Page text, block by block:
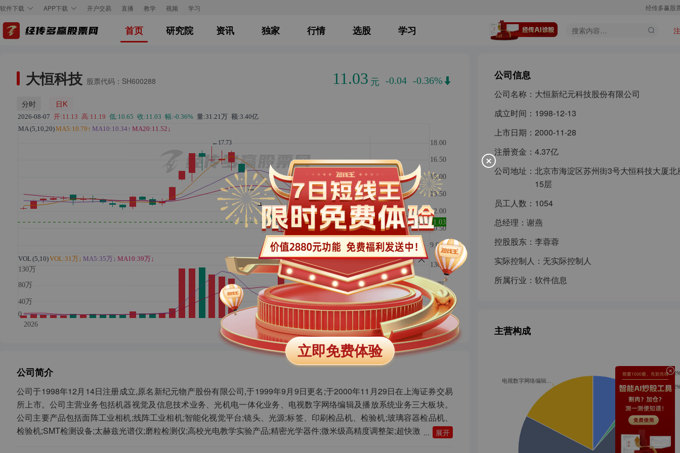
软件下载 APP下载 开户交易 直播 教学 视频 学习 经传多赢股
首页 研究院 资讯 独家 行情 选股 学习
大恒科技 股票代码：SH600288 11.03 元 -0.04 -0.36%
分时 日K
公司简介
展开
公司于1998年12月14日注册成立,原名新纪元物产股份有限公司,于1999年9月9日更名;于2000年11月29日在上海证券交易
所上市。公司主营业务包括机器视觉及信息技术业务、光机电一体化业务、电视数字网络编辑及播放系统业务三大板块。
公司主要产品包括面阵工业相机;线阵工业相机;智能化视觉平台;镜头、光源;标签、印刷检品机、检验机;玻璃容器检品机、
检验机;SMT检测设备;太赫兹光谱仪;磨粒检测仪;高校光电教学实验产品;精密光学器件;微米级高精度调整架;超快激
公司信息
公司名称： 大恒新纪元科技股份有限公司
成立时间： 1998-12-13
上市日期： 2000-11-28
注册资金： 4.37亿
公司地址： 北京市海淀区苏州街3号大恒科技大厦北
15层
员工人数： 1054
总经理： 谢燕
控股股东： 李蓉蓉
实际控制人： 无实际控制人
所属行业： 软件信息
主营构成
立即免费体验